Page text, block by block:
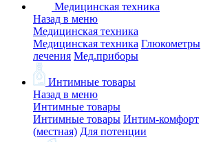
Медицинская техника
Назад в меню
Медицинская техника
Медицинская техника Глюкометры
лечения Мед.приборы
Интимные товары
Назад в меню
Интимные товары
Интимные товары Интим-комфорт
(местная) Для потенции